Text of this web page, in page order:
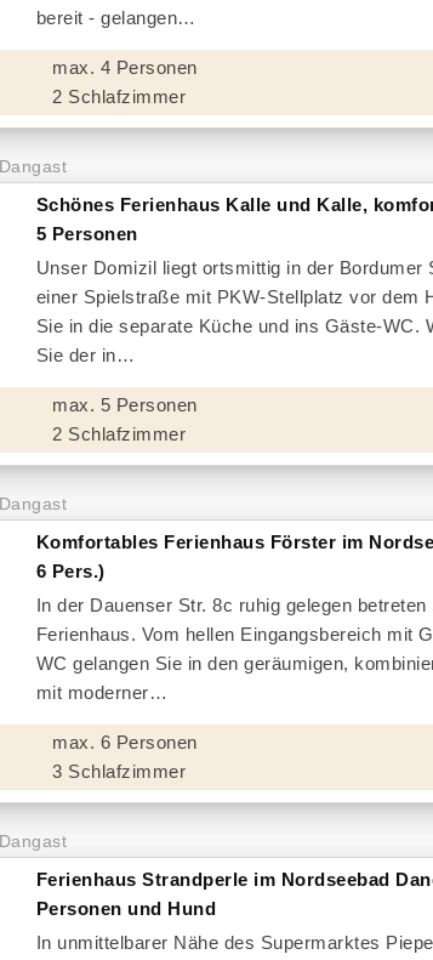
bereit - gelangen
max. 4 Personen
2 Schlafzimmer
Dangast
Schönes Ferienhaus Kalle und Kalle,
5 Personen
Unser Domizil liegt ortsmittig in der Bordumer
einer Spielstraße mit PKW-Stellplatz vor dem
Sie in die separate Küche und ins Gäste-WC.
Sie der in
max. 5 Personen
2 Schlafzimmer
Dangast
Komfortables Ferienhaus Förster im
6 Pers.)
In der Dauenser Str. 8c ruhig gelegen
Ferienhaus. Vom hellen Eingangsbereich mit
WC gelangen Sie in den geräumigen,
mit moderner
max. 6 Personen
3 Schlafzimmer
Dangast
Ferienhaus Strandperle im Nordseebad
Personen und Hund
In unmittelbarer Nähe des Supermarktes